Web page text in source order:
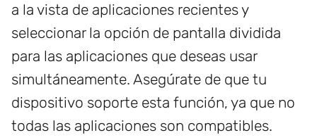
a la vista de aplicaciones recientes y
seleccionar la opción de pantalla dividida
para las aplicaciones que deseas usar
simultáneamente. Asegúrate de que tu
dispositivo soporte esta función, ya que no
todas las aplicaciones son compatibles.